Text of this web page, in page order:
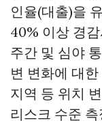
인율(대출)을
40% 이상 경
주간 및 심야
변 변화에 대
지역 등 위치
리스크 수준